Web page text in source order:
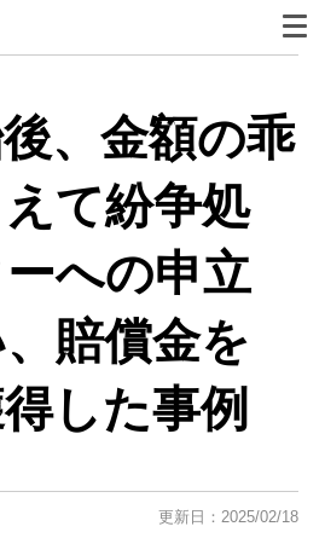
、金額の乖
て紛争処
への申立
賠償金を
した事例
更新日：2025/02/18